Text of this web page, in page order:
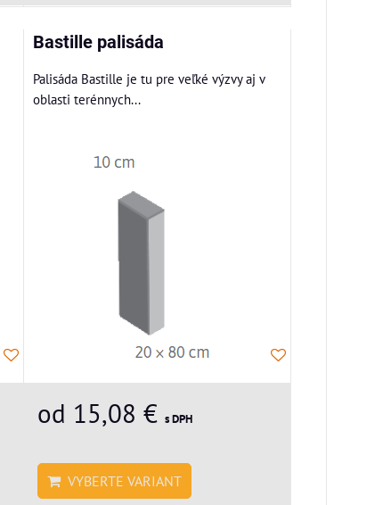
Bastille palisáda
Palisáda Bastille je tu pre veľké výzvy aj v
oblasti terénnych...
od 15,08 €s DPH
VYBERTE VARIANT